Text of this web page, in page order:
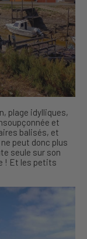
plage idylliques,
et
balisés, et
peut donc plus
seule sur son
! Et les petits